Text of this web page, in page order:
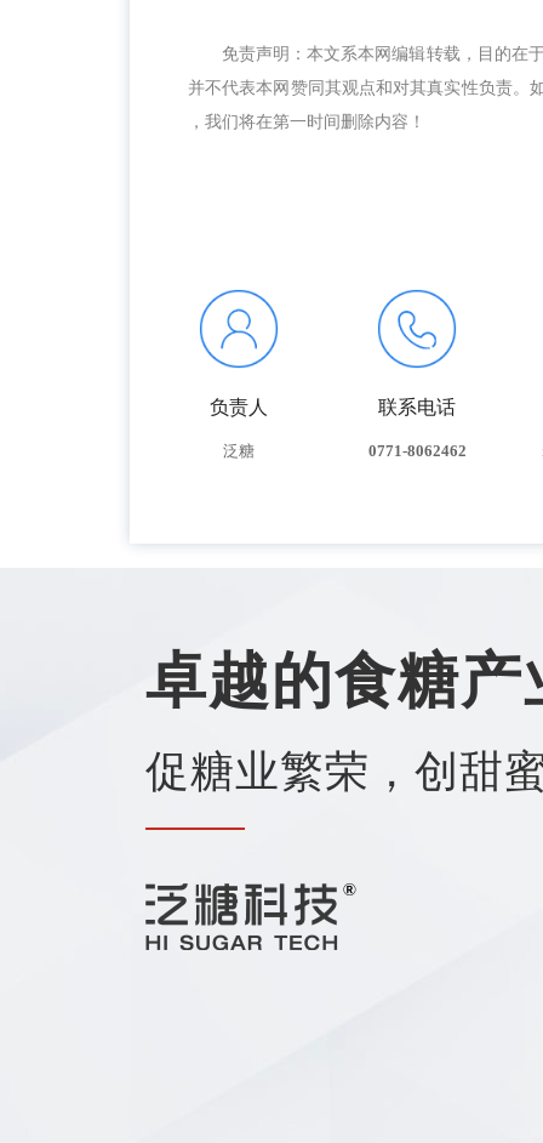
免责声明：本文系本网编辑转载，目的在
并不代表本网赞同其观点和对其真实性负责。
，我们将在第一时间删除内容！
负责人
泛糖
联系电话
0771-8062462
卓越的食糖
促糖业繁荣，创甜